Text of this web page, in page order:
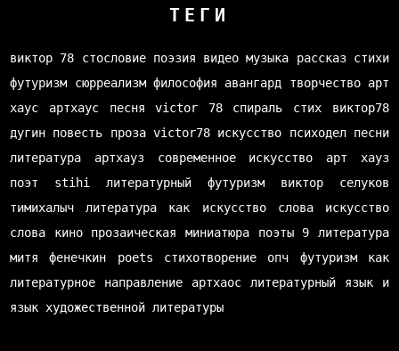
ТЕГИ
виктор 78 стословие поэзия видео музыка рассказ стихи
футуризм
сюрреализм философия авангард творчество арт
хаус
артхаус песня victor 78 спираль стих
виктор78
дугин повесть проза victor78 искусство психодел песни
литература
артхауз современное искусство
арт хауз
поэт
stihi литературный футуризм
виктор селуков
тимихалыч
литература как искусство слова
искусство
слова
кино прозаическая миниатюра поэты
9 литература
митя фенечкин
poets стихотворение опч
футуризм как
литературное направление
артхаос
литературный язык и
язык художественной литературы